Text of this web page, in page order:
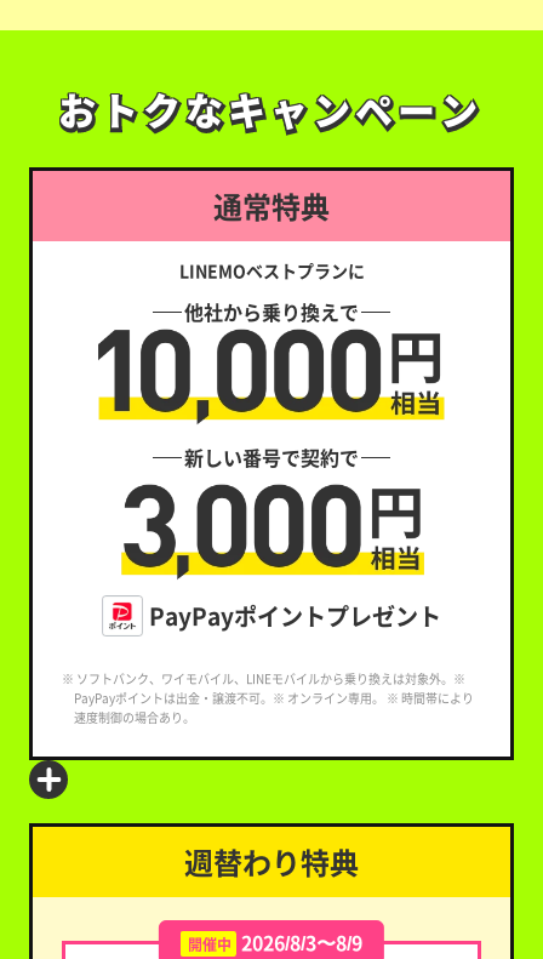
おトクなキャンペーン
おトクなキャンペーン
通常特典
LINEMOベストプランに
他社から乗り換えで
新しい番号で契約で
PayPayポイントプレゼント
※ ソフトバンク、ワイモバイル、LINEモバイルから乗り換えは対象外。※
PayPayポイントは出金・譲渡不可。※ オンライン専用。 ※ 時間帯により
速度制御の場合あり。
週替わり特典
開催中 2026/8/3〜8/9